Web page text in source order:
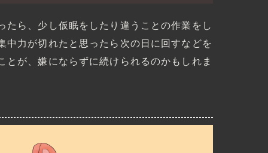
ら、少し仮眠をしたり違うことの作業をし
力が切れたと思ったら次の日に回すなどを
が、嫌にならずに続けられるのかもしれま